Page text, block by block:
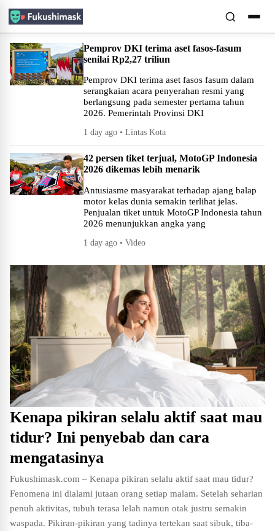
Pemprov DKI terima aset fasos-fasum
senilai Rp2,27 triliun
Pemprov DKI terima aset fasos fasum dalam
serangkaian acara penyerahan resmi yang
berlangsung pada semester pertama tahun
2026. Pemerintah Provinsi DKI
1 day ago • Lintas Kota
42 persen tiket terjual, MotoGP Indonesia
2026 dikemas lebih menarik
Antusiasme masyarakat terhadap ajang balap
motor kelas dunia semakin terlihat jelas.
Penjualan tiket untuk MotoGP Indonesia tahun
2026 menunjukkan angka yang
1 day ago • Video
Kenapa pikiran selalu aktif saat mau
tidur? Ini penyebab dan cara
mengatasinya
Fukushimask.com – Kenapa pikiran selalu aktif saat mau tidur?
Fenomena ini dialami jutaan orang setiap malam. Setelah seharian
penuh aktivitas, tubuh terasa lelah namun otak justru semakin
waspada. Pikiran-pikiran yang tadinya tertekan saat sibuk, tiba-